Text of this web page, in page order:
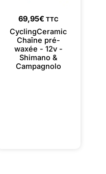
69,95€ TTC
CyclingCeramic
Chaîne pré-
waxée - 12v -
Shimano &
Campagnolo